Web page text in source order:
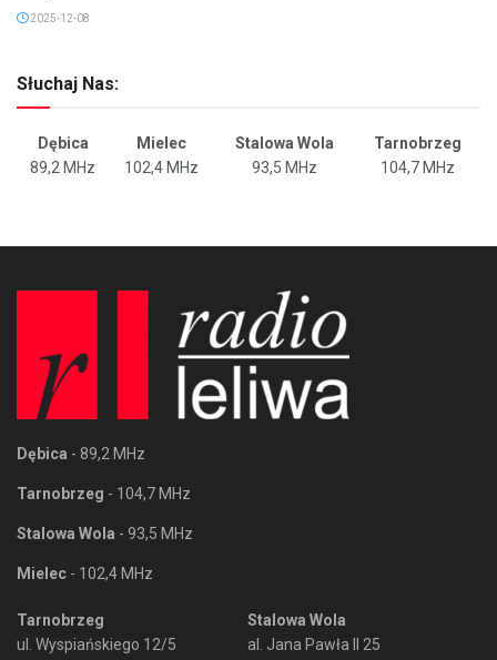
2025-12-08
Słuchaj Nas:
Dębica Mielec Stalowa Wola
Tarnobrzeg
89,2 MHz
102,4 MHz 93,5 MHz 104,7 MHz
Dębica - 89,2 MHz
Tarnobrzeg - 104,7 MHz
Stalowa Wola - 93,5 MHz
Mielec - 102,4 MHz
Tarnobrzeg
ul. Wyspiańskiego 12/5
Stalowa Wola
al. Jana Pawła II 25